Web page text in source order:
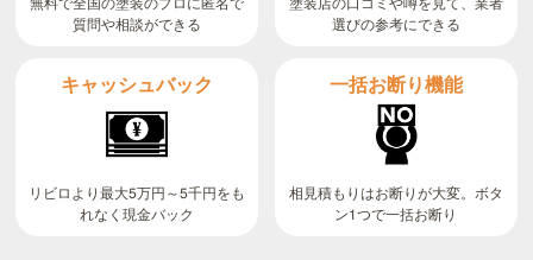
質問や相談ができる 選びの参考にできる
キャッシュバック
リビロより最大5万円～5千円をも
れなく現金バック
一括お断り機能
相見積もりはお断りが大変。ボタ
ン1つで一括お断り